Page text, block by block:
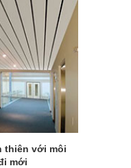
thiên với môi
mới